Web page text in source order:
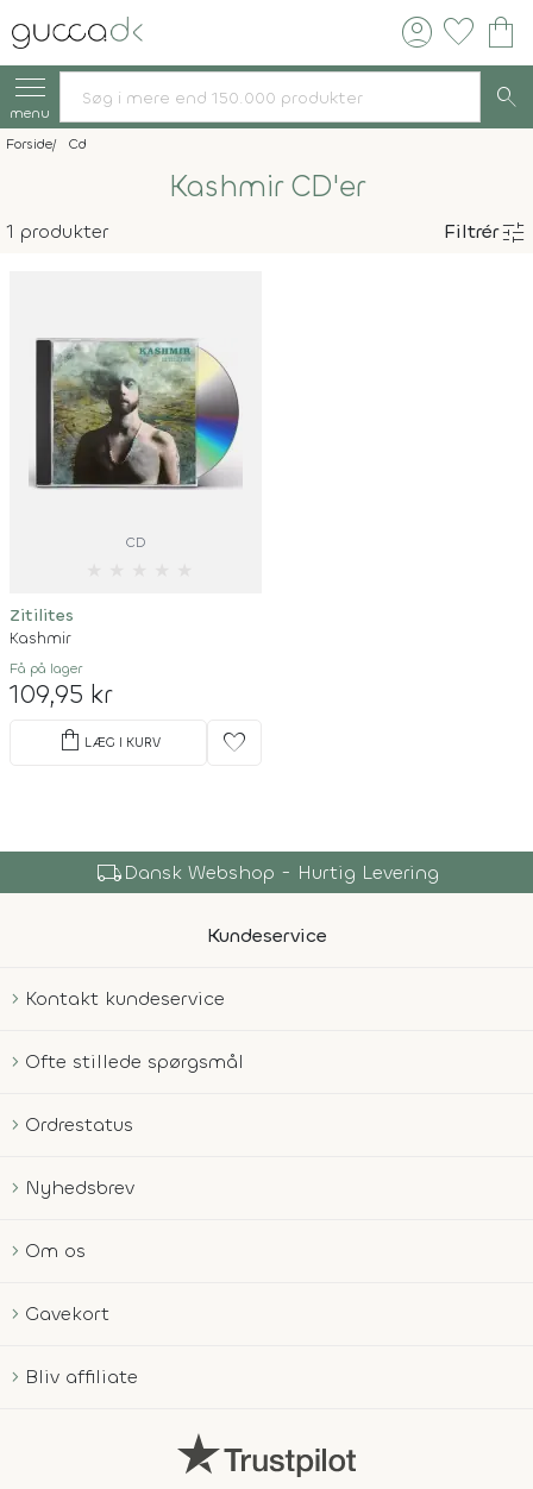
account_circle favorite shopping_bag
menu search
Forside Cd
Kashmir CD'er
1 produkter Filtrértune
CD
Zitilites
Kashmir
Få på lager
109,95 kr
shopping_bag LÆG I KURV favorite
local_shippingDansk Webshop - Hurtig Levering
Kundeservice
Kontakt kundeservice
Ofte stillede spørgsmål
Ordrestatus
Nyhedsbrev
Om os
Gavekort
Bliv affiliate